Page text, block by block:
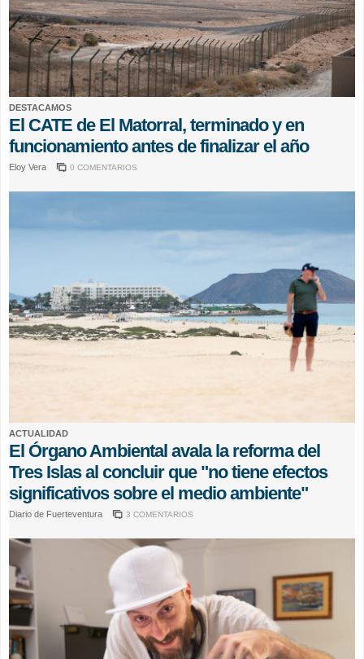
DESTACAMOS
El CATE de El Matorral, terminado y en
funcionamiento antes de finalizar el año
Eloy Vera 0 COMENTARIOS
ACTUALIDAD
El Órgano Ambiental avala la reforma del
Tres Islas al concluir que "no tiene efectos
significativos sobre el medio ambiente"
Diario de Fuerteventura 3 COMENTARIOS